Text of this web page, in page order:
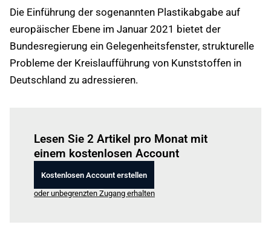
Die Einführung der sogenannten Plastikabgabe auf
europäischer Ebene im Januar 2021 bietet der
Bundesregierung ein Gelegenheitsfenster, strukturelle
Probleme der Kreislaufführung von Kunststoffen in
Deutschland zu adressieren.
Lesen Sie 2 Artikel pro Monat mit
einem kostenlosen Account
Kostenlosen Account erstellen
oder unbegrenzten Zugang erhalten